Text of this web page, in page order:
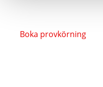
Boka provkörning